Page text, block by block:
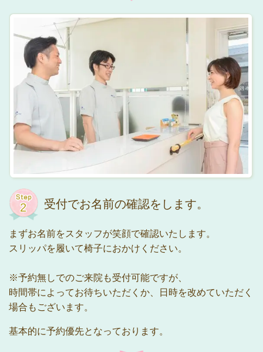
受付でお名前の確認をします。
まずお名前をスタッフが笑顔で確認いたします。
スリッパを履いて椅子におかけください。
※予約無しでのご来院も受付可能ですが、
時間帯によってお待ちいただくか、日時を改めていただく
場合もございます。
基本的に予約優先となっております。